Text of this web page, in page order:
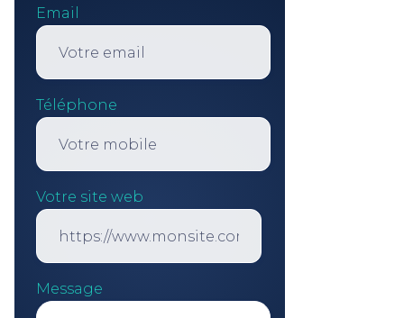
Email
Téléphone
Votre site web
Message